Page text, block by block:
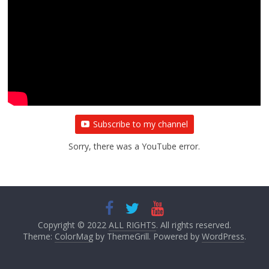
Subscribe to my channel
Sorry, there was a YouTube error.
Copyright © 2022 ALL RIGHTS. All rights reserved.
Theme: ColorMagby ThemeGrill. Powered by WordPress.